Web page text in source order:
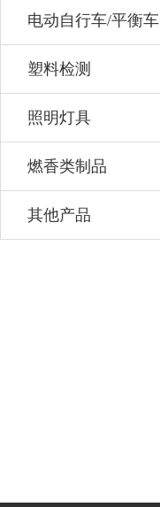
电动自行车/平衡车
塑料检测
照明灯具
燃香类制品
其他产品